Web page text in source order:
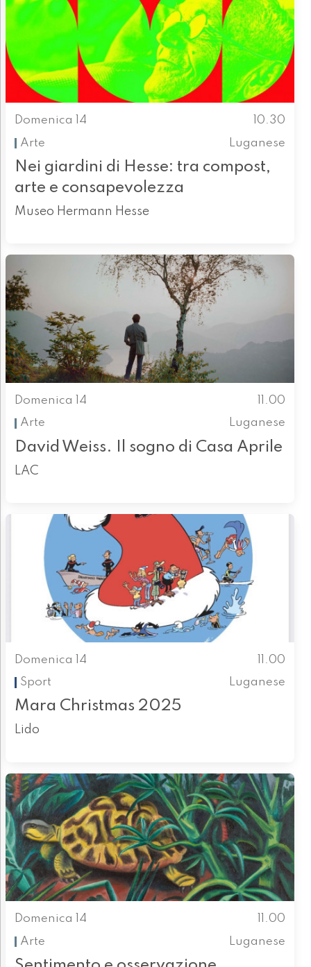
Domenica 14
10.30
Arte
Luganese
Nei giardini di Hesse: tra compost,
arte e consapevolezza
Museo Hermann Hesse
Domenica 14
11.00
Arte
Luganese
David Weiss. Il sogno di Casa Aprile
LAC
Domenica 14
11.00
Sport
Luganese
Mara Christmas 2025
Lido
Domenica 14
11.00
Arte
Luganese